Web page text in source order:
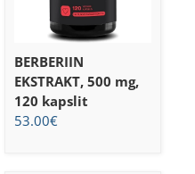
BERBERIIN
EKSTRAKT, 500 mg,
120 kapslit
53.00€